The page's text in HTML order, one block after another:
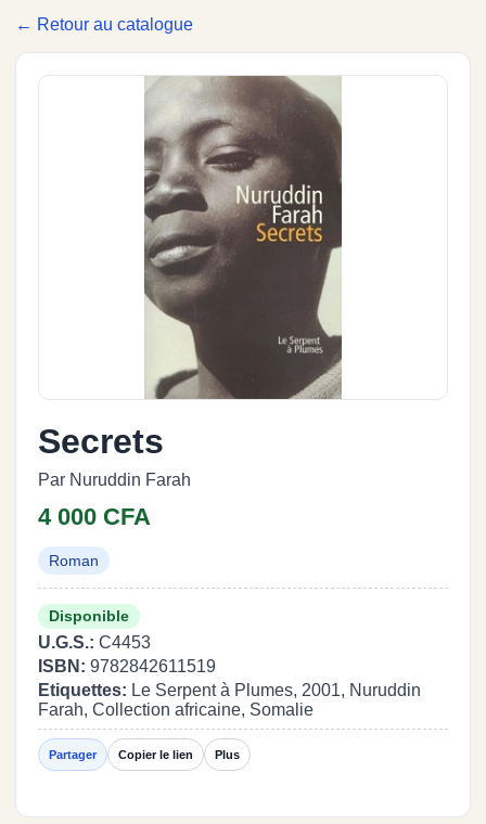
← Retour au catalogue
Secrets
Par Nuruddin Farah
4 000 CFA
Roman
Disponible
U.G.S.: C4453
ISBN: 9782842611519
Etiquettes: Le Serpent à Plumes, 2001, Nuruddin
Farah, Collection africaine, Somalie
Partager Copier le lien Plus